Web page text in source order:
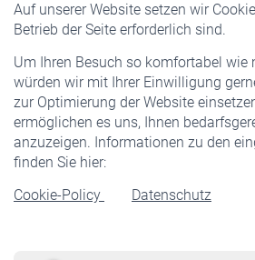
Auf unserer Website setzen wir
Betrieb der Seite erforderlich sind.
Um Ihren Besuch so komfortabel wie
würden wir mit Ihrer Einwilligung
zur Optimierung der Website
ermöglichen es uns, Ihnen
anzuzeigen. Informationen zu den
finden Sie hier:
Cookie-Policy
Datenschutz
Pflichtversicherung
Staatliche Förderung
Veranstaltungen
Rentner
Rentenbeginn
Rente beantragen